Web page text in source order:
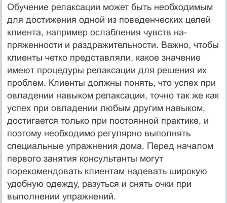
Обучение релаксации может быть необходимым
для достижения одной из поведенческих целей
клиента, например ослабления чувств на­
пряженности и раздражительности. Важно, чтобы
клиенты четко представляли, какое значение
имеют процедуры релаксации для решения их
проблем. Клиенты должны понять, что успех при
овладении навы­ком релаксации, точно так же как
успех при овладении любым другим навыком,
дости­гается только при постоянной практике, и
поэтому необходимо регулярно выполнять
специальные упражнения дома. Перед началом
первого занятия консультанты могут
порекомендовать клиентам надевать широкую
удобную одежду, разуться и снять очки при
выполнении упражнений.